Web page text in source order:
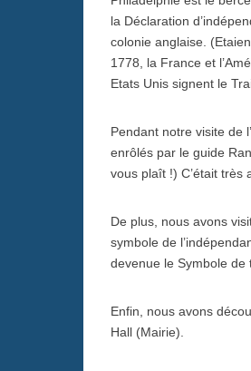
la Déclaration
colonie anglaise.
1778, la France et
Etats Unis signent le
Pendant notre visite de
enrôlés par le guide
vous plaît !) C’était
De plus, nous avons
symbole de
devenue le Symbole de
Enfin, nous avons
Hall (Mairie).